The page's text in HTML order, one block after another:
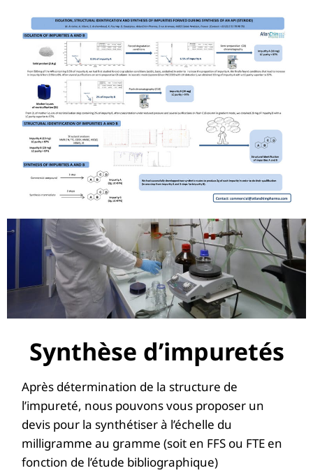
Synthèse d’impuretés
Après détermination de la structure de
l’impureté, nous pouvons vous proposer un
devis pour la synthétiser à l’échelle du
milligramme au gramme (soit en FFS ou FTE en
fonction de l’étude bibliographique)